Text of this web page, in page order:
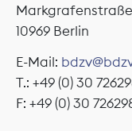
Markgrafenstraße
10969 Berlin
E-Mail:
T.: +49 (0) 30
F: +49 (0) 30